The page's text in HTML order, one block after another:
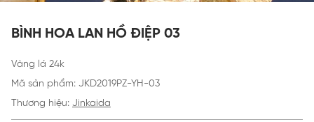
BÌNH HOA LAN HỒ ĐIỆP 03
Vàng lá 24k
Mã sản phẩm: JKD2019PZ-YH-03
Thương hiệu: Jinkaida